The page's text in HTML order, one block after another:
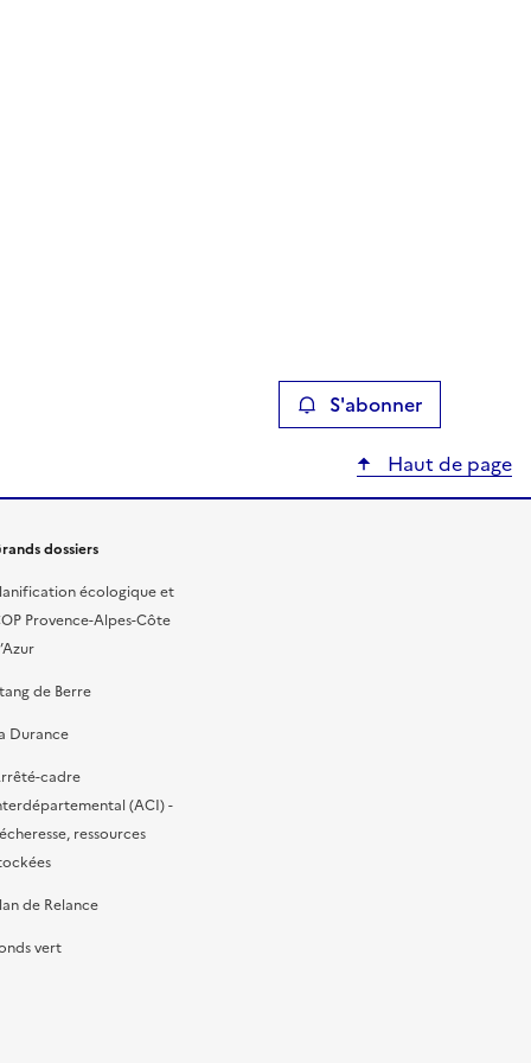
S'abonner
Haut de page
dossiers
écologique et
Provence-Alpes-Côte
de Berre
Durance
cadre
(ACI) -
ressources
de Relance
vert